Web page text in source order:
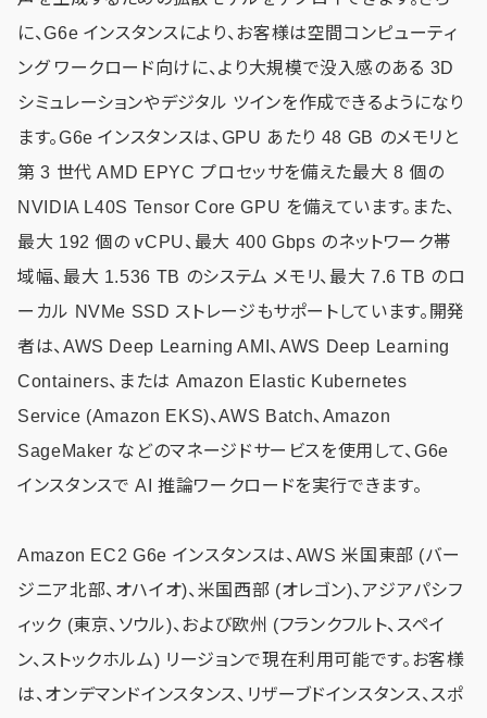
に、G6e インスタンスにより、お客様は空間コンピューティ
ング ワークロード向けに、より大規模で没入感のある 3D
シミュレーションやデジタル ツインを作成できるようになり
ます。G6e インスタンスは、GPU あたり 48 GB のメモリと
第 3 世代 AMD EPYC プロセッサを備えた最大 8 個の
NVIDIA L40S Tensor Core GPU を備えています。また、
最大 192 個の vCPU、最大 400 Gbps のネットワーク帯
域幅、最大 1.536 TB のシステム メモリ、最大 7.6 TB のロ
ーカル NVMe SSD ストレージもサポートしています。開発
者は、AWS Deep Learning AMI、AWS Deep Learning
Containers、または Amazon Elastic Kubernetes
Service (Amazon EKS)、AWS Batch、Amazon
SageMaker などのマネージドサービスを使用して、G6e
インスタンスで AI 推論ワークロードを実行できます。
Amazon EC2 G6e インスタンスは、AWS 米国東部 (バー
ジニア北部、オハイオ)、米国西部 (オレゴン)、アジアパシフ
ィック (東京、ソウル)、および欧州 (フランクフルト、スペイ
ン、ストックホルム) リージョンで現在利用可能です。お客様
は、オンデマンドインスタンス、リザーブドインスタンス、スポ